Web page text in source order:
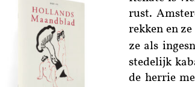
rust.
rekken en
ze als
stedelijk
de herrie